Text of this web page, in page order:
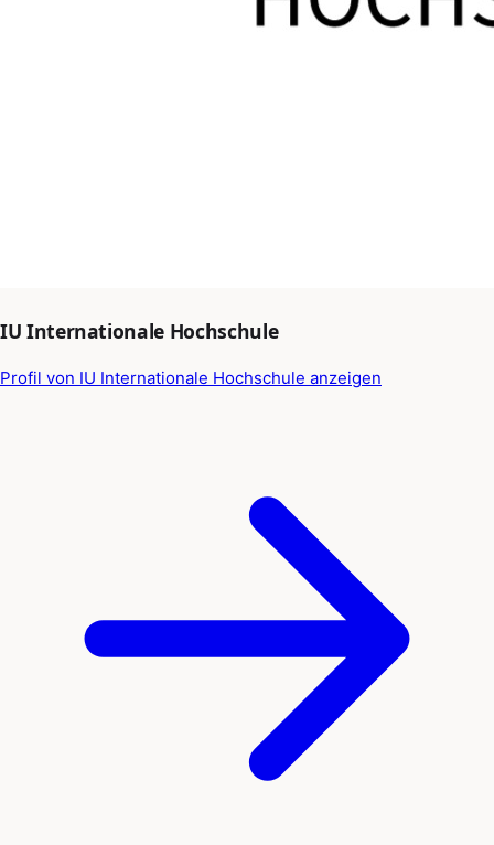
IU Internationale Hochschule
Profil von IU Internationale Hochschule anzeigen